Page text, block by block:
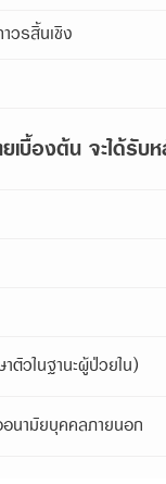
วรสิ้นเชิง
ยเบื้องต้น จะได้
ตัวในฐานะผู้ป่วยใน)
นามัยบุคคลภายนอก